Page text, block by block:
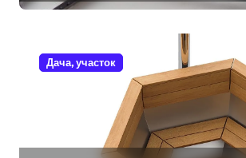
Дача, участок